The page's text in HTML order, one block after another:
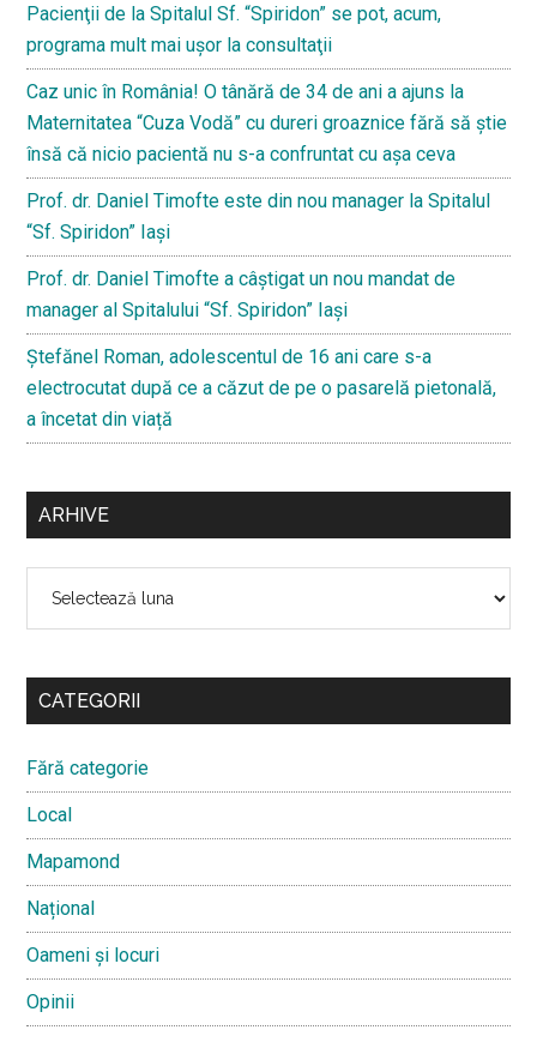
Pacienţii de la Spitalul Sf. “Spiridon” se pot, acum,
programa mult mai uşor la consultaţii
Caz unic în România! O tânără de 34 de ani a ajuns la
Maternitatea “Cuza Vodă” cu dureri groaznice fără să ştie
însă că nicio pacientă nu s-a confruntat cu așa ceva
Prof. dr. Daniel Timofte este din nou manager la Spitalul
“Sf. Spiridon” Iaşi
Prof. dr. Daniel Timofte a câștigat un nou mandat de
manager al Spitalului “Sf. Spiridon” Iași
Ştefănel Roman, adolescentul de 16 ani care s-a
electrocutat după ce a căzut de pe o pasarelă pietonală,
a încetat din viață
ARHIVE
CATEGORII
Fără categorie
Local
Mapamond
Național
Oameni și locuri
Opinii